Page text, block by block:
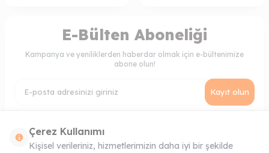
E-Bülten Aboneliği
Kampanya ve yeniliklerden haberdar olmak için e-bültenimize
abone olun!
Kayıt olun
Çerez Kullanımı
Kişisel verileriniz, hizmetlerimizin daha iyi bir şekilde